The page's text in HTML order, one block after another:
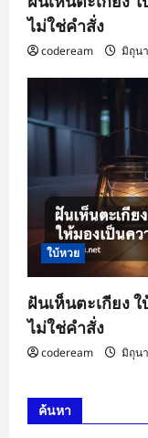
ไม่ใช่คำสั่ง
codeream มิถุน
ใบ้หวย
ฝันเห็นตะเกียง
ไม่ใช่คำสั่ง
codeream มิถุน
ค้นหา